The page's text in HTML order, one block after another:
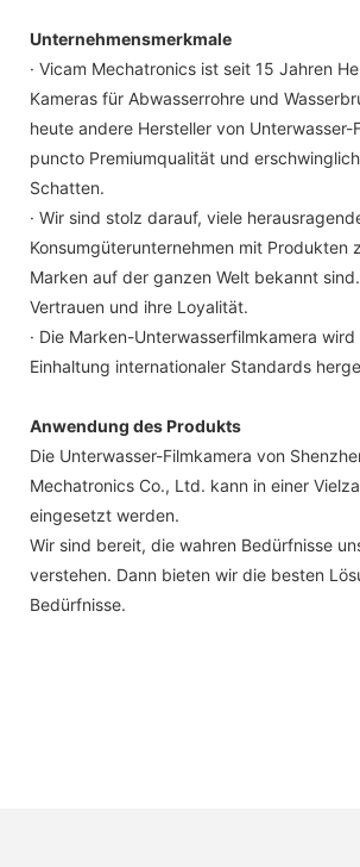
Unternehmensmerkmale
· Vicam Mechatronics ist seit 15 Jahren
Kameras für Abwasserrohre und
heute andere Hersteller von Unterwasser-
puncto Premiumqualität und
Schatten.
· Wir sind stolz darauf, viele
Konsumgüterunternehmen mit Produkten
Marken auf der ganzen Welt bekannt
Vertrauen und ihre Loyalität.
· Die Marken-Unterwasserfilmkamera
Einhaltung internationaler Standards
Anwendung des Produkts
Die Unterwasser-Filmkamera von
Mechatronics Co., Ltd. kann in einer
eingesetzt werden.
Wir sind bereit, die wahren Bedürfnisse
verstehen. Dann bieten wir die besten
Bedürfnisse.